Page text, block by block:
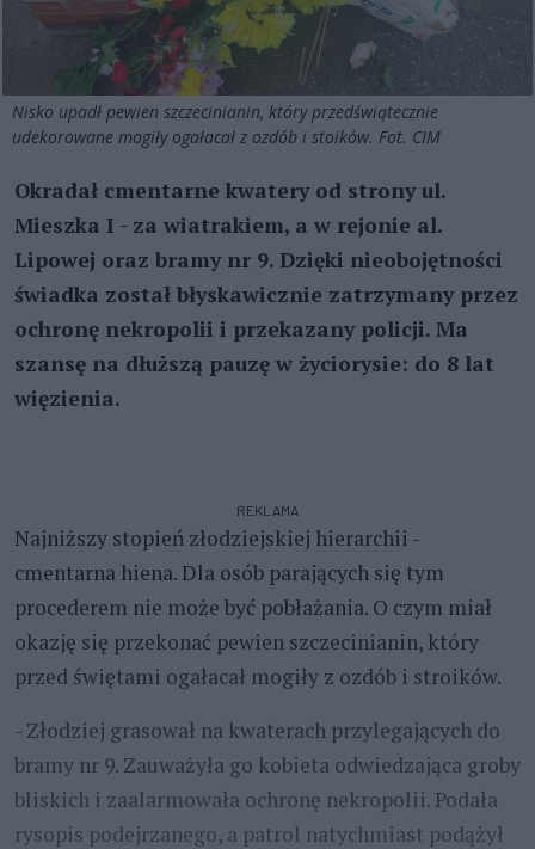
Nisko upadł pewien szczecinianin, który przedświątecznie
udekorowane mogiły ogałacał z ozdób i stoików. Fot. CIM
Okradał cmentarne kwatery od strony ul.
Mieszka I - za wiatrakiem, a w rejonie al.
Lipowej oraz bramy nr 9. Dzięki nieobojętności
świadka został błyskawicznie zatrzymany przez
ochronę nekropolii i przekazany policji. Ma
szansę na dłuższą pauzę w życiorysie: do 8 lat
więzienia.
REKLAMA
Najniższy stopień złodziejskiej hierarchii -
cmentarna hiena. Dla osób parających się tym
procederem nie może być pobłażania. O czym miał
okazję się przekonać pewien szczecinianin, który
przed świętami ogałacał mogiły z ozdób i stroików.
- Złodziej grasował na kwaterach przylegających do
bramy nr 9. Zauważyła go kobieta odwiedzająca groby
bliskich i zaalarmowała ochronę nekropolii. Podała
rysopis podejrzanego, a patrol natychmiast podążył